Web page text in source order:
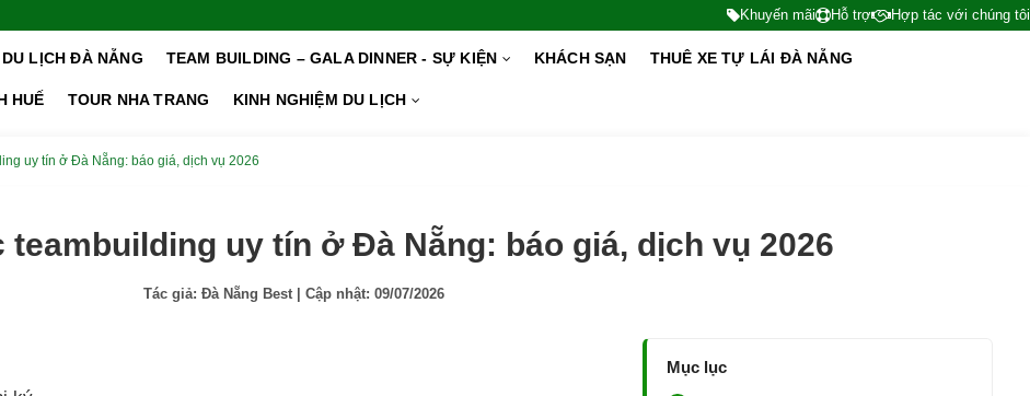
Khuyến mãi Hỗ trợ Hợp tác với chúng tôi
DU LỊCH ĐÀ NẴNG TEAM BUILDING – GALA DINNER - SỰ KIỆN KHÁCH SẠN THUÊ XE TỰ LÁI ĐÀ NẴNG
HUẾ TOUR NHA TRANG KINH NGHIỆM DU LỊCH
uy tín ở Đà Nẵng: báo giá, dịch vụ 2026
uy tín ở Đà Nẵng: báo giá, dịch vụ 2026
Tác giả:Đà Nẵng Best | Cập nhật:09/07/2026
Mục lục